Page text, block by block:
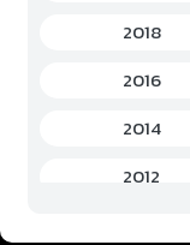
Horror (สยองขวั
Idols Female (ไ
Idols Male (ไอดอ
Music (เพลง)
2018
2016
2014
2012